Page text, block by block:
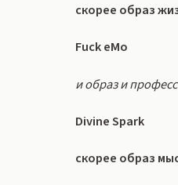
скорее образ
Fuck eMo
и образ и
Divine Spark
скорее образ